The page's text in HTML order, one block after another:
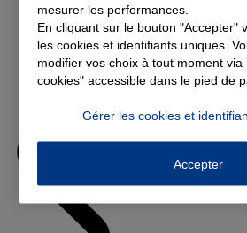
mesurer les performances.
En cliquant sur le bouton "Accepter"
les cookies et identifiants uniques.
modifier vos choix à tout moment
cookies" accessible dans le pied de
Gérer les cookies et
Accepter